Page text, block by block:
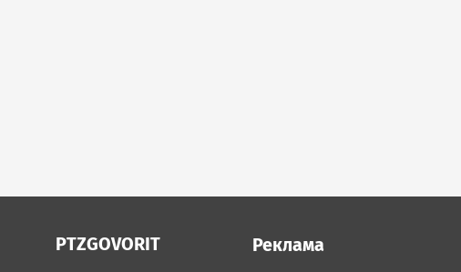
PTZGOVORIT Реклама